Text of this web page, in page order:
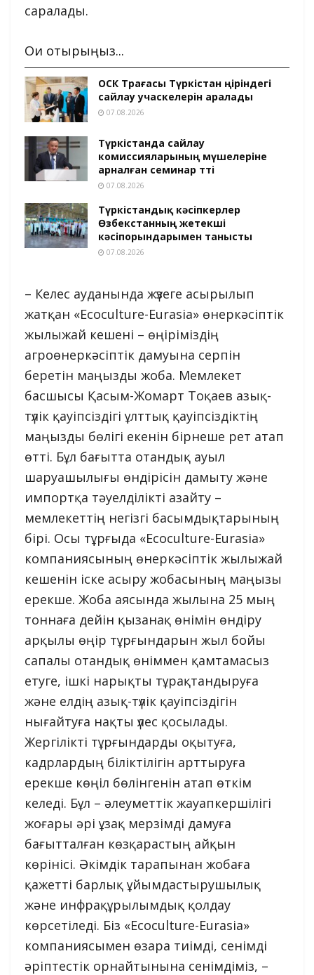
саралады.
Оқи отырыңыз...
ОСК Төрағасы Түркістан өңіріндегі
сайлау учаскелерін аралады
07.08.2026
Түркістанда сайлау
комиссияларының мүшелеріне
арналған семинар өтті
07.08.2026
Түркістандық кәсіпкерлер
Өзбекстанның жетекші
кәсіпорындарымен танысты
07.08.2026
– Келес ауданында жүзеге асырылып
жатқан «Ecoculture-Eurasia» өнеркәсіптік
жылыжай кешені – өңіріміздің
агроөнеркәсіптік дамуына серпін
беретін маңызды жоба. Мемлекет
басшысы Қасым-Жомарт Тоқаев азық-
түлік қауіпсіздігі ұлттық қауіпсіздіктің
маңызды бөлігі екенін бірнеше рет атап
өтті. Бұл бағытта отандық ауыл
шаруашылығы өндірісін дамыту және
импортқа тәуелділікті азайту –
мемлекеттің негізгі басымдықтарының
бірі. Осы тұрғыда «Ecoculture-Eurasia»
компаниясының өнеркәсіптік жылыжай
кешенін іске асыру жобасының маңызы
ерекше. Жоба аясында жылына 25 мың
тоннаға дейін қызанақ өнімін өндіру
арқылы өңір тұрғындарын жыл бойы
сапалы отандық өніммен қамтамасыз
етуге, ішкі нарықты тұрақтандыруға
және елдің азық-түлік қауіпсіздігін
нығайтуға нақты үлес қосылады.
Жергілікті тұрғындарды оқытуға,
кадрлардың біліктілігін арттыруға
ерекше көңіл бөлінгенін атап өткім
келеді. Бұл – әлеуметтік жауапкершілігі
жоғары әрі ұзақ мерзімді дамуға
бағытталған көзқарастың айқын
көрінісі. Әкімдік тарапынан жобаға
қажетті барлық ұйымдастырушылық
және инфрақұрылымдық қолдау
көрсетіледі. Біз «Ecoculture-Eurasia»
компаниясымен өзара тиімді, сенімді
әріптестік орнайтынына сенімдіміз, –